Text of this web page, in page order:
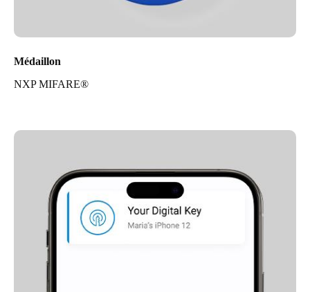
Médaillon
NXP MIFARE®